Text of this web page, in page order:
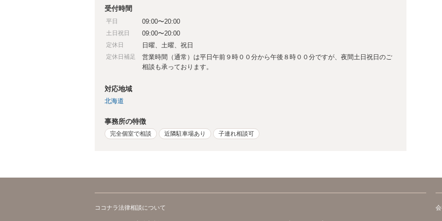
受付時間
平日 09:00〜20:00
土日祝日 09:00〜20:00
定休日 日曜、土曜、祝日
定休日補足
営業時間（通常）は平日午前９時００分から午後８時００分ですが、夜間土日祝日のご
相談も承っております。
対応地域
北海道
事務所の特徴
完全個室で相談 近隣駐車場あり 子連れ相談可
ココナラ法律相談について